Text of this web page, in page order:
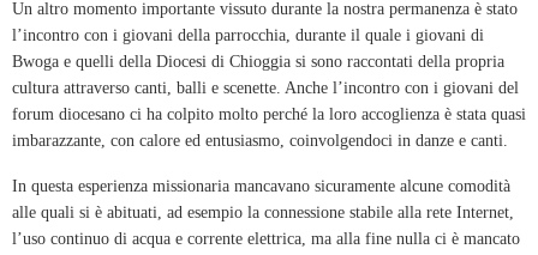
Un altro momento importante vissuto durante la nostra permanenza è stato
l’incontro con i giovani della parrocchia, durante il quale i giovani di
Bwoga e quelli della Diocesi di Chioggia si sono raccontati della propria
cultura attraverso canti, balli e scenette. Anche l’incontro con i giovani del
forum diocesano ci ha colpito molto perché la loro accoglienza è stata quasi
imbarazzante, con calore ed entusiasmo, coinvolgendoci in danze e canti.
In questa esperienza missionaria mancavano sicuramente alcune comodità
alle quali si è abituati, ad esempio la connessione stabile alla rete Internet,
l’uso continuo di acqua e corrente elettrica, ma alla fine nulla ci è mancato